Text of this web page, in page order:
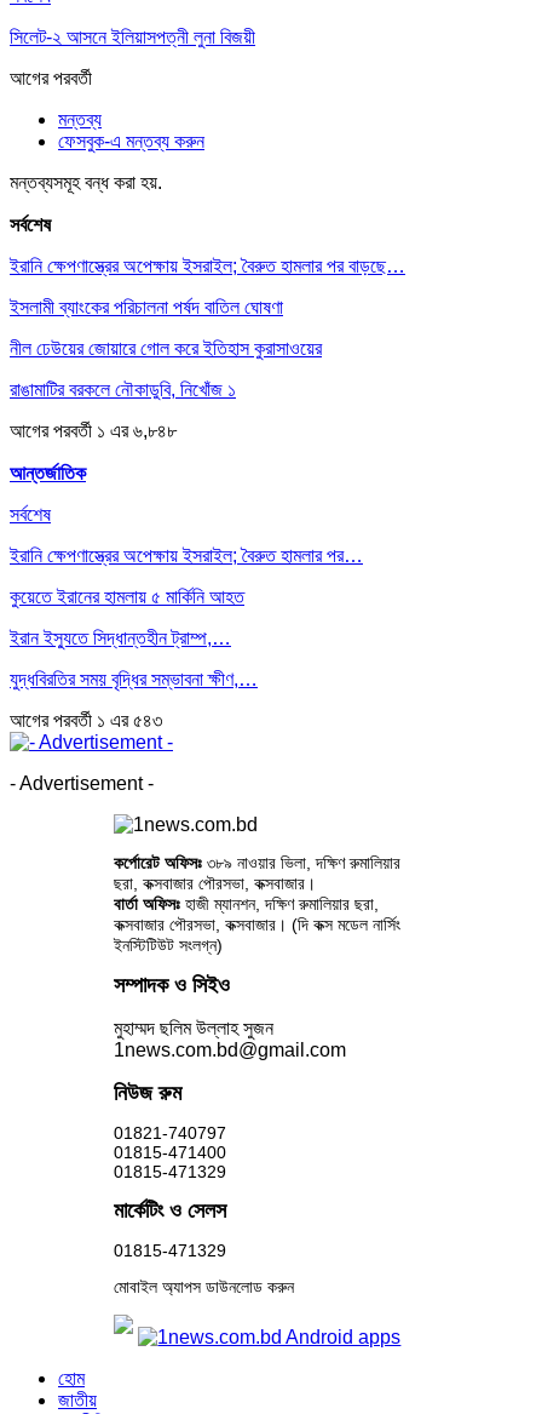
সিলেট-২ আসনে ইলিয়াসপত্নী লুনা বিজয়ী
আগেরপরবর্তী
মন্তব্য
ফেসবুক-এ মন্তব্য করুন
মন্তব্যসমূহ বন্ধ করা হয়.
সর্বশেষ
ইরানি ক্ষেপণাস্ত্রের অপেক্ষায় ইসরাইল; বৈরুত হামলার পর বাড়ছে…
ইসলামী ব্যাংকের পরিচালনা পর্ষদ বাতিল ঘোষণা
নীল ঢেউয়ের জোয়ারে গোল করে ইতিহাস কুরাসাওয়ের
রাঙামাটির বরকলে নৌকাডুবি, নিখোঁজ ১
আগেরপরবর্তী ১ এর ৬,৮৪৮
আন্তর্জাতিক
সর্বশেষ
ইরানি ক্ষেপণাস্ত্রের অপেক্ষায় ইসরাইল; বৈরুত হামলার পর…
কুয়েতে ইরানের হামলায় ৫ মার্কিনি আহত
ইরান ইস্যুতে সিদ্ধান্তহীন ট্রাম্প,…
যুদ্ধবিরতির সময় বৃদ্ধির সম্ভাবনা ক্ষীণ,…
আগেরপরবর্তী ১ এর ৫৪৩
- Advertisement -
কর্পোরেট অফিসঃ ৩৮৯ নাওয়ার ভিলা, দক্ষিণ রুমালিয়ার
ছরা, কক্সবাজার পৌরসভা, কক্সবাজার।
বার্তা অফিসঃহাজী ম্যানশন, দক্ষিণ রুমালিয়ার ছরা,
কক্সবাজার পৌরসভা, কক্সবাজার। (দি কক্স মডেল নার্সিং
ইনস্টিটিউট সংলগ্ন)
সম্পাদক ও সিইও
মুহাম্মদ ছলিম উল্লাহ সুজন
1news.com.bd@gmail.com
নিউজ রুম
01821-740797
01815-471400
01815-471329
মার্কেটিং ও সেলস
01815-471329
মোবাইল অ্যাপস ডাউনলোড করুন
হোম
জাতীয়